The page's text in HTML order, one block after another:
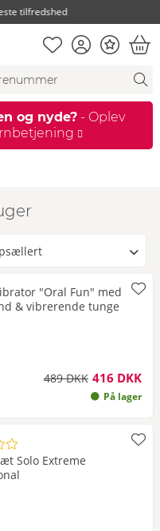
tilfredshed
Huskeseddel
Kundekonto
Bonus
og nyde? - Oplev
"Oral Fun" med
& vibrerende tunge
489 DKK 416 DKK
På lager
Solo Extreme